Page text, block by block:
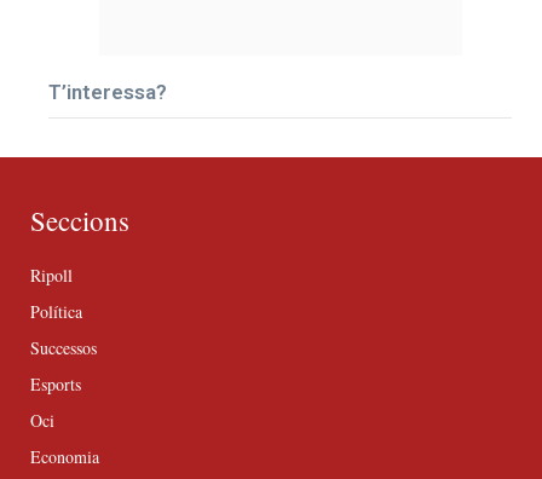
T’interessa?
Seccions
Ripoll
Política
Successos
Esports
Oci
Economia